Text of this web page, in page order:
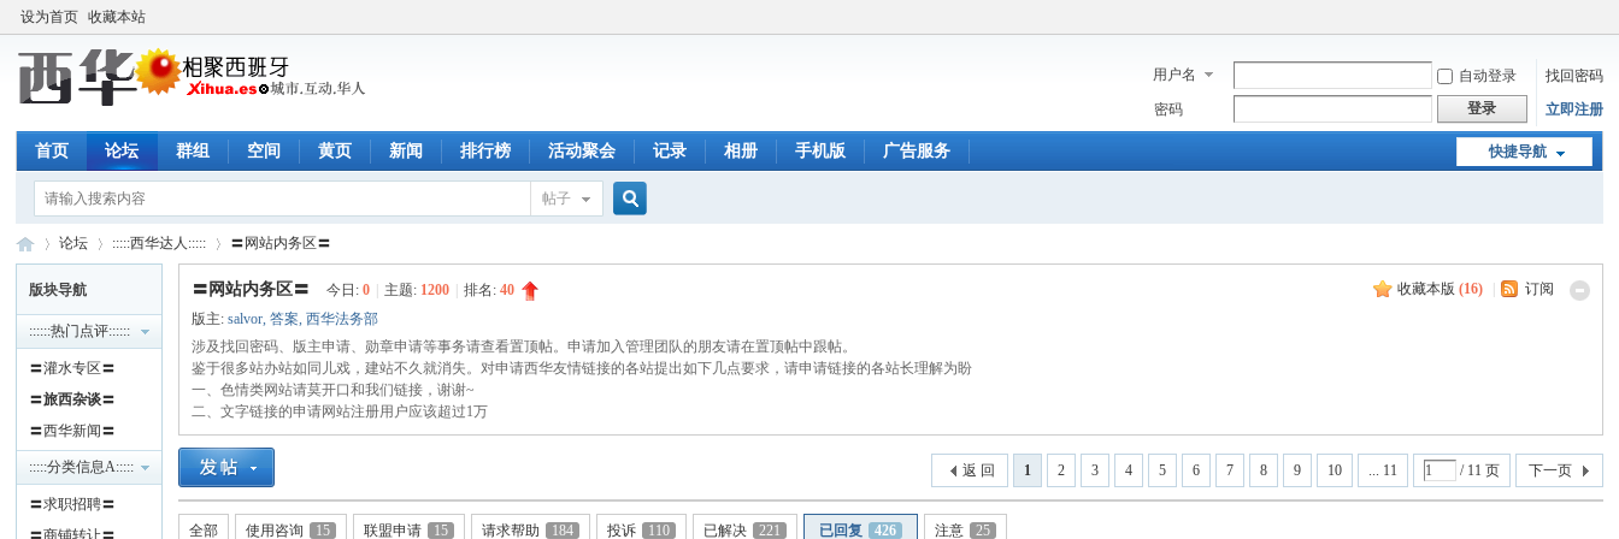
设为首页 收藏本站
用户名 自动登录
找回密码
密码
登录 立即注册
快捷导航
首页 论坛 群组 空间 黄页 新闻 排行榜 活动聚会 记录 相册 手机版 广告服务
帖子
索
西 »
论坛
›
:::::西华达人:::::
›
〓网站内务区〓
版块导航
::::::热门点评::::::
〓灌水专区〓
〓旅西杂谈〓
〓西华新闻〓
:::::分类信息A:::::
〓求职招聘〓
〓商铺转让〓
收藏本版 (16) 订阅
〓网站内务区〓 今日:0 主题: 1200 排名:40
版主:salvor,答案,西华法务部
涉及找回密码、版主申请、勋章申请等事务请查看置顶帖。申请加入管理团队的朋友请在置顶帖中跟帖。
鉴于很多站办站如同儿戏，建站不久就消失。对申请西华友情链接的各站提出如下几点要求，请申请链接的各站长理解为盼
一、色情类网站请莫开口和我们链接，谢谢~
二、文字链接的申请网站注册用户应该超过1万
1 2 3 4 5 6 7 8 9 10 ... 11 / 11 页 下一页
返 回
全部 使用咨询 15 联盟申请 15 请求帮助 184 投诉 110 已解决 221 已回复 426 注意 25